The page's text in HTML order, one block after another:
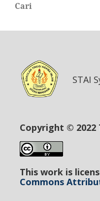
Cari
STAI
Copyright © 2022
This work is
Commons